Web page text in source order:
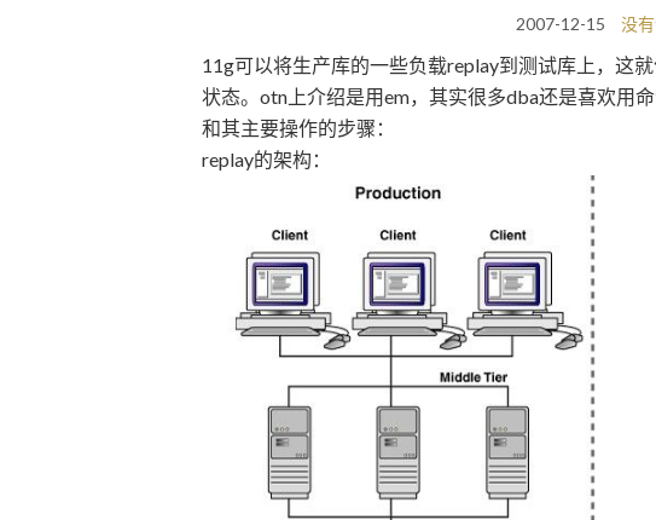
2007-12-15 没
11g可以将生产库的一些负载replay到测试库上，这
状态。otn上介绍是用em，其实很多dba还是喜欢用
和其主要操作的步骤：
replay的架构：